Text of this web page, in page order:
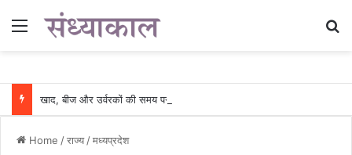
Menu
Home /राज्य /मध्यप्रदेश